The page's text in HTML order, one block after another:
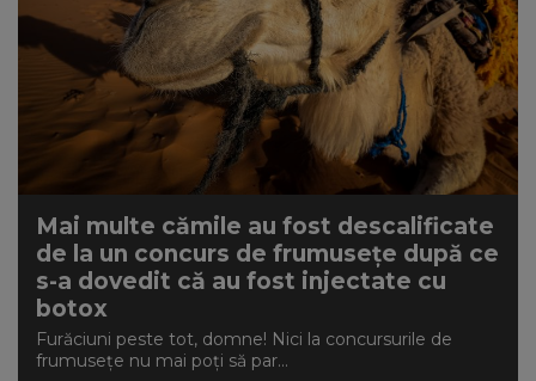
DANCEFLOOR CHART
RADIO ACADEMY
NEWS
CONTUL MEU
Mai multe cămile au fost descalificate
de la un concurs de frumusețe după ce
s-a dovedit că au fost injectate cu
botox
Furăciuni peste tot, domne! Nici la concursurile de
frumusețe nu mai poți să par...